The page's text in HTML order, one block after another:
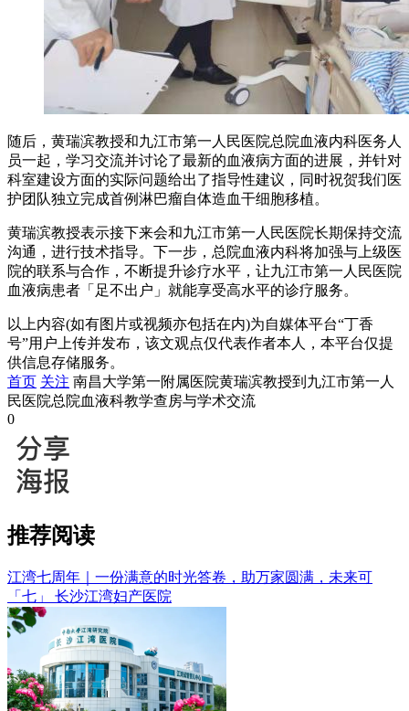
随后，黄瑞滨教授和九江市第一人民医院总院血液内科医务人
员一起，学习交流并讨论了最新的血液病方面的进展，并针对
科室建设方面的实际问题给出了指导性建议，同时祝贺我们医
护团队独立完成首例淋巴瘤自体造血干细胞移植。
黄瑞滨教授表示接下来会和九江市第一人民医院长期保持交流
沟通，进行技术指导。下一步，总院血液内科将加强与上级医
院的联系与合作，不断提升诊疗水平，让九江市第一人民医院
血液病患者「足不出户」就能享受高水平的诊疗服务。
以上内容(如有图片或视频亦包括在内)为自媒体平台“丁香
号”用户上传并发布，该文观点仅代表作者本人，本平台仅提
供信息存储服务。
首页 关注 南昌大学第一附属医院黄瑞滨教授到九江市第一人
民医院总院血液科教学查房与学术交流
0
推荐阅读
江湾七周年｜一份满意的时光答卷，助万家圆满，未来可
「七」 长沙江湾妇产医院